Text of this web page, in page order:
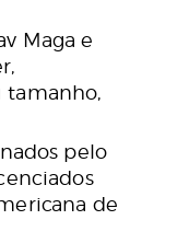
Maga e
tamanho,
pelo
de